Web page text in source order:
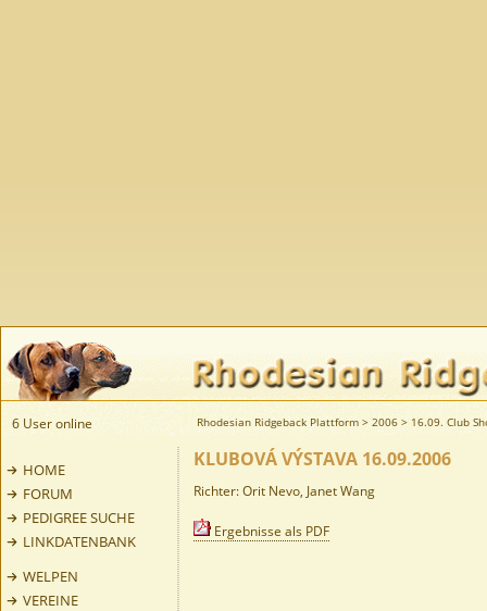
6 User online Rhodesian Ridgeback Plattform > 2006 > 16.09. Club
HOME
FORUM
PEDIGREE SUCHE
LINKDATENBANK
WELPEN
VEREINE
KLUBOVÁ VÝSTAVA 16.09.2006
Richter: Orit Nevo, Janet Wang
Ergebnisse als PDF